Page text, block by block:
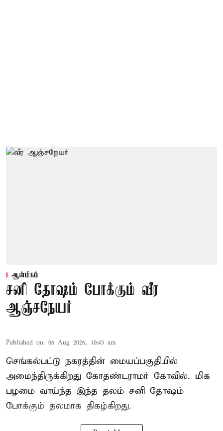
ஆன்மிகம்
சனி தோஷம் போக்கும் வீர
ஆஞ்சநேயர்
Published on: 06 Aug 2026, 10:43 am
செங்கல்பட்டு நகரத்தின் மையப்பகுதியில்
அமைந்திருக்கிறது கோதண்டராமர் கோவில். மிக
பழமை வாய்ந்த இந்த தலம் சனி தோஷம்
போக்கும் தலமாக திகழ்கிறது.